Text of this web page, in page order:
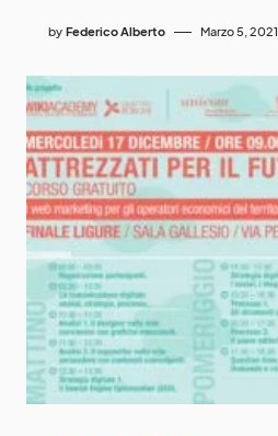
by Federico Alberto Marzo 5, 2021